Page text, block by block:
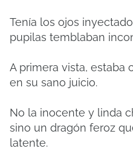
Tenía los ojos
pupilas temblaban
A primera vista, estaba
en su sano juicio.
No la inocente y linda
sino un dragón feroz
latente.